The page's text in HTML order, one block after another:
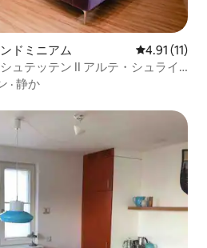
ドミニアム レビュー11
4.91 (11)
ュテッテン II アルテ・シュライ
· 静か
す。